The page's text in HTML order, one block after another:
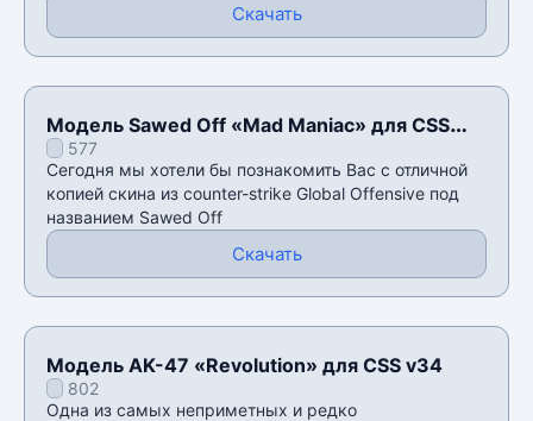
Скачать
Модель Sawed Off «Mad Maniac» для CSS
v34577
Сегодня мы хотели бы познакомить Вас с отличной
копией скина из counter-strike Global Offensive под
названием Sawed Off
Скачать
Модель AK-47 «Revolution» для CSS v34
802
Одна из самых неприметных и редко